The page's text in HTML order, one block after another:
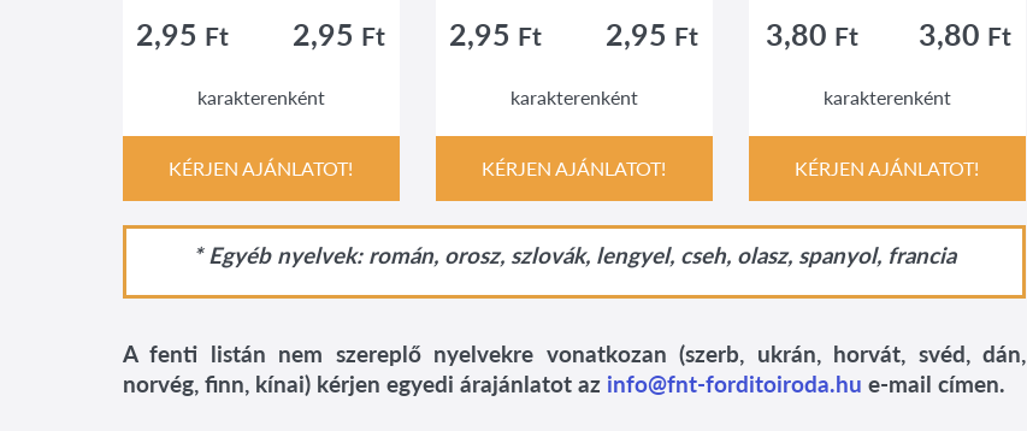
2,95 Ft 2,95 Ft
karakterenként
KÉRJEN AJÁNLATOT!
2,95 Ft 2,95 Ft
karakterenként
KÉRJEN AJÁNLATOT!
3,80 Ft 3,80 Ft
karakterenként
KÉRJEN AJÁNLATOT!
* Egyéb nyelvek: román, orosz, szlovák, lengyel, cseh, olasz, spanyol, francia
A fenti listán nem szereplő nyelvekre vonatkozan (szerb, ukrán, horvát, svéd, dán,
norvég, finn, kínai) kérjen egyedi árajánlatot az info@fnt-forditoiroda.hu e-mail címen.